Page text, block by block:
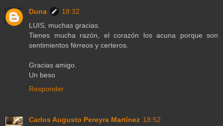
Duna
18:32
LUIS, muchas gracias.
Tienes mucha razón, el corazón los acuna porque son
sentimientos férreos y certeros.
Gracias amigo.
Un beso
Responder
Carlos Augusto Pereyra Martínez 18:52